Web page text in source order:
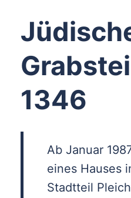
1346
Ab Januar
eines Hauses
Stadtteil